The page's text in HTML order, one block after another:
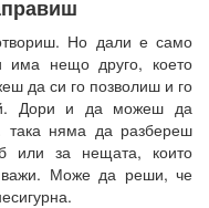
Но дали е само
има нещо друго, което
да си го позволиш и го
Дори и да можеш да
така няма да разбереш
или за нещата, които
важи. Може да реши, че